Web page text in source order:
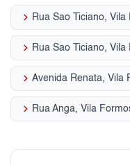
keyboard_arrow_right Rua Sao Ticiano, Vila
keyboard_arrow_right Rua Sao Ticiano, Vila
keyboard_arrow_right Avenida Renata, Vila
keyboard_arrow_right Rua Anga, Vila